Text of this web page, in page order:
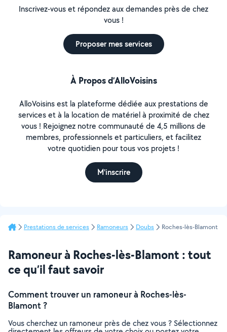
Inscrivez-vous et répondez aux demandes près de chez
vous !
Proposer mes services
À Propos d’AlloVoisins
AlloVoisins est la plateforme dédiée aux prestations de
services et à la location de matériel à proximité de chez
vous ! Rejoignez notre communauté de 4,5 millions de
membres, professionnels et particuliers, et facilitez
votre quotidien pour tous vos projets !
M'inscrire
Prestations de services Ramoneurs Doubs Roches-lès-Blamont
Ramoneur à Roches-lès-Blamont : tout
ce qu’il faut savoir
Comment trouver un ramoneur à Roches-lès-
Blamont ?
Vous cherchez un ramoneur près de chez vous ? Sélectionnez